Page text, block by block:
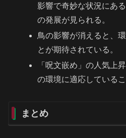
影響で奇妙な状況にあ
の発展が見られる。
鳥の影響が消えると、
とが期待されている。
「呪文嵌め」の人気上
の環境に適応している
まとめ